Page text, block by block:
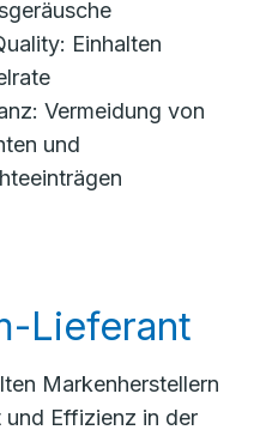
Einhalten
Vermeidung von
und
Lieferant
Markenherstellern
und Effizienz in der